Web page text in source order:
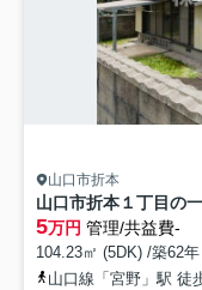
山口市折本
山口市折本１丁目の
5万円 管理/共益費-
104.23㎡ (5DK) /築62
山口線「宮野」駅 徒